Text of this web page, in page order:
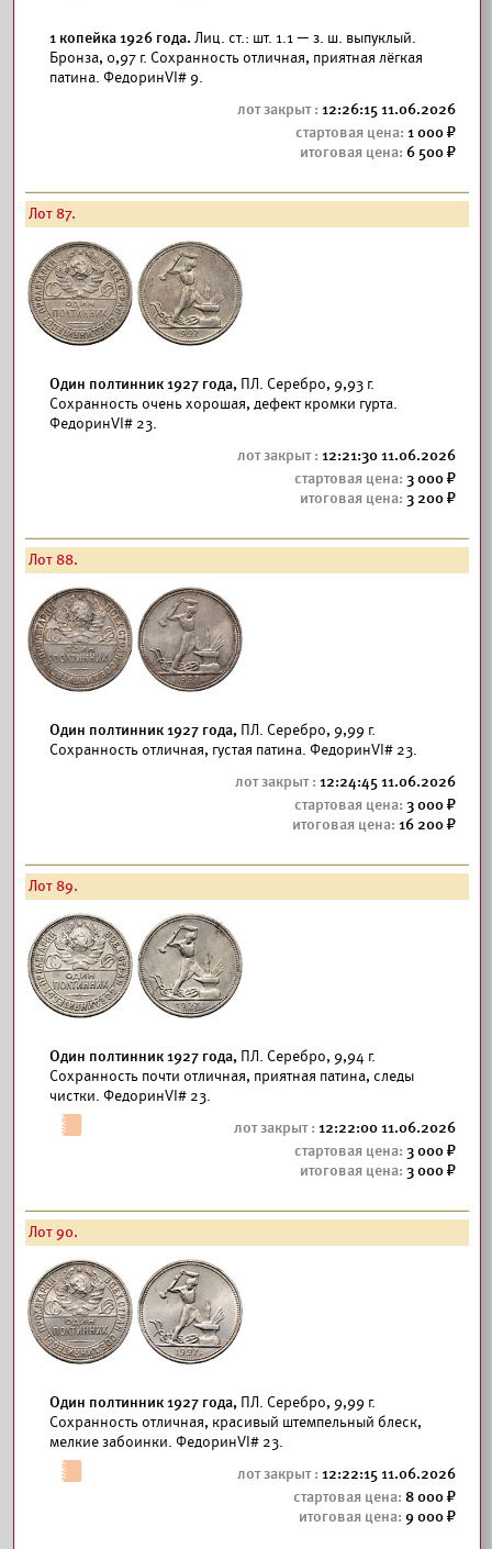
1 копейка 1926 года. Лиц. ст.: шт. 1.1 — з. ш. выпуклый.
Бронза, 0,97 г. Сохранность отличная, приятная лёгкая
патина. ФедоринVI# 9.
12:26:15 11.06.2026
1 000
6 500
Лот 87.
Один полтинник 1927 года, ПЛ. Серебро, 9,93 г.
Сохранность очень хорошая, дефект кромки гурта.
ФедоринVI# 23.
12:21:30 11.06.2026
3 000
3 200
Лот 88.
Один полтинник 1927 года, ПЛ. Серебро, 9,99 г.
Сохранность отличная, густая патина. ФедоринVI# 23.
12:24:45 11.06.2026
3 000
16 200
Лот 89.
Один полтинник 1927 года, ПЛ. Серебро, 9,94 г.
Сохранность почти отличная, приятная патина, следы
чистки. ФедоринVI# 23.
12:22:00 11.06.2026
3 000
3 000
Лот 90.
Один полтинник 1927 года, ПЛ. Серебро, 9,99 г.
Сохранность отличная, красивый штемпельный блеск,
мелкие забоинки. ФедоринVI# 23.
12:22:15 11.06.2026
8 000
9 000